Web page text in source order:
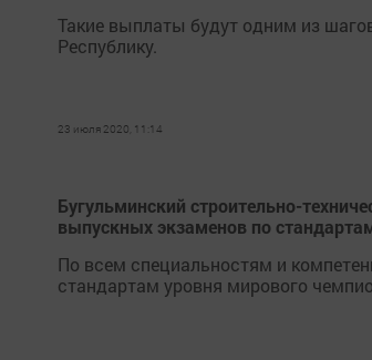
Такие выплаты будут одним из
Республику.
23 июля 2020, 11:14
Бугульминский строительно-
выпускных экзаменов по
По всем специальностям и
стандартам уровня мирового